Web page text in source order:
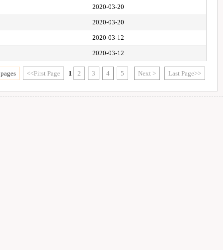
2020-03-20
2020-03-20
2020-03-12
2020-03-12
<<First Page 1 2 3 4 5 Next > Last Page>>